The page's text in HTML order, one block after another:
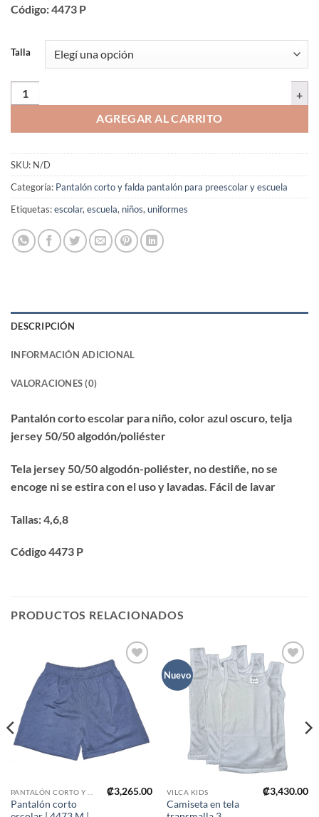
Código: 4473 P
Talla
Pantalón corto escolar | 4473 P | Tallas 4,6,8 cantidad
AGREGAR AL CARRITO
SKU: N/D
Categoría: Pantalón corto y falda pantalón para preescolar y escuela
Etiquetas:escolar, escuela, niños, uniformes
DESCRIPCIÓN
INFORMACIÓN ADICIONAL
VALORACIONES (0)
Pantalón corto escolar para niño, color azul oscuro, telja
jersey 50/50 algodón/poliéster
Tela jersey 50/50 algodón-poliéster, nodestiñe, nose
encoge ni se estira con el uso y lavadas. Fácil de lavar
Tallas:4,6,8
Código 4473 P
PRODUCTOS RELACIONADOS
Añadir
a mi
lista de
deseos
Pantalón corto
₡3,265.00
Nuevo
Añadir
a mi
lista de
deseos
VILCA KIDS
Camiseta en tela
₡3,430.00